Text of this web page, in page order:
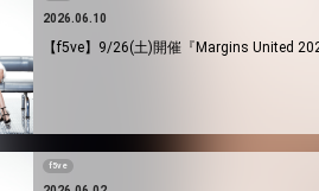
2026.06.10
【f5ve】9/26(土)開催『Margins United
f5ve